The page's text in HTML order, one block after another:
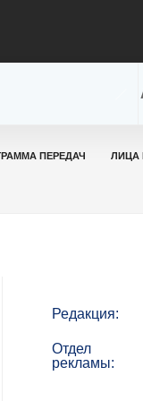
ПЕРЕДАЧ ЛИЦА
Редакция:
Отдел
рекламы: